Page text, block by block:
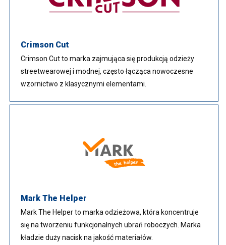
Crimson Cut
Crimson Cut to marka zajmująca się produkcją odzieży
streetwearowej i modnej, często łącząca nowoczesne
wzornictwo z klasycznymi elementami.
Mark The Helper
Mark The Helper to marka odzieżowa, która koncentruje
się na tworzeniu funkcjonalnych ubrań roboczych. Marka
kładzie duży nacisk na jakość materiałów.